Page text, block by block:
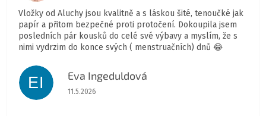
Vložky od Aluchy jsou kvalitně a s láskou šité, tenoučké jak
papír a přitom bezpečné proti protočení. Dokoupila jsem
posledních pár kousků do celé své výbavy a myslím, že s
nimi vydrzim do konce svých ( menstruačních) dnů 😂
EI Eva Ingeduldová
Hodnocení obchodu je 5 z 5 hvězdiček.
11.5.2026